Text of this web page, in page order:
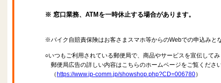
※ 窓口業務、ATMを一時休止する場合があります。
※バイク自賠責保険はお客さまスマホ等からのWebでの申込みと
○いつもご利用されている郵便局で、商品やサービスを宣伝して
郵便局広告の詳しい内容はこちらのホームページをご覧くださ
（ https://www.jp-comm.jp/showshop.php?CD=006780）